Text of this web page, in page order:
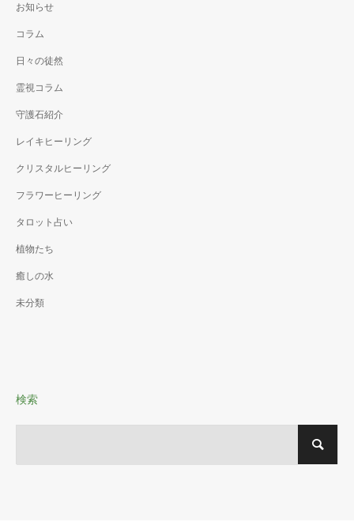
お知らせ
コラム
日々の徒然
霊視コラム
守護石紹介
レイキヒーリング
クリスタルヒーリング
フラワーヒーリング
タロット占い
植物たち
癒しの水
未分類
検索